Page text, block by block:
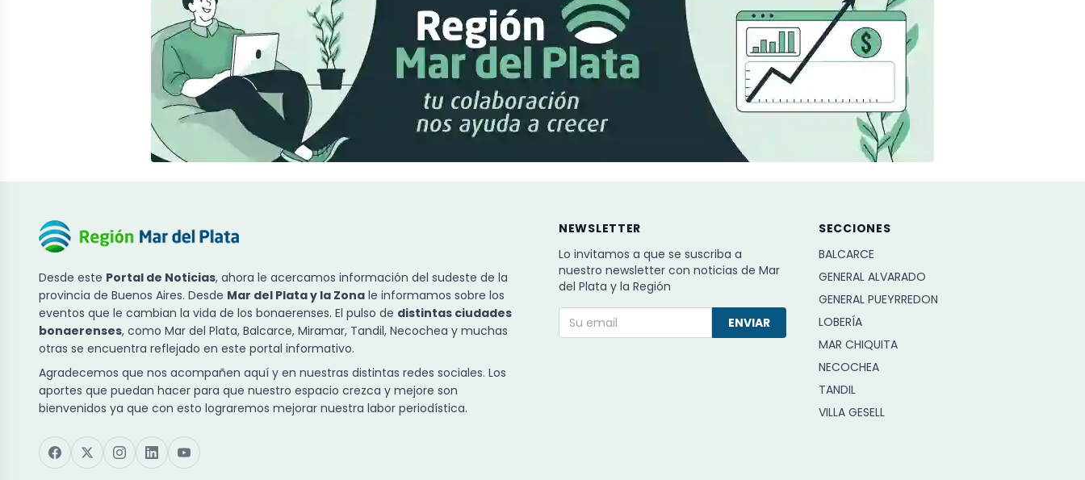
Desde este Portal de Noticias, ahora le acercamos información del sudeste de la
provincia de Buenos Aires. Desde Mar del Plata y la Zona le informamos sobre los
eventos que le cambian la vida de los bonaerenses. El pulso de distintas ciudades
bonaerenses, como Mar del Plata, Balcarce, Miramar, Tandil, Necochea y muchas
otras se encuentra reflejado en este portal informativo.
Agradecemos que nos acompañen aquí y en nuestras distintas redes sociales. Los
aportes que puedan hacer para que nuestro espacio crezca y mejore son
bienvenidos ya que con esto lograremos mejorar nuestra labor periodística.
NEWSLETTER
Lo invitamos a que se suscriba a
nuestro newsletter con noticias de Mar
del Plata y la Región
ENVIAR
SECCIONES
BALCARCE
GENERAL ALVARADO
GENERAL PUEYRREDON
LOBERÍA
MAR CHIQUITA
NECOCHEA
TANDIL
VILLA GESELL